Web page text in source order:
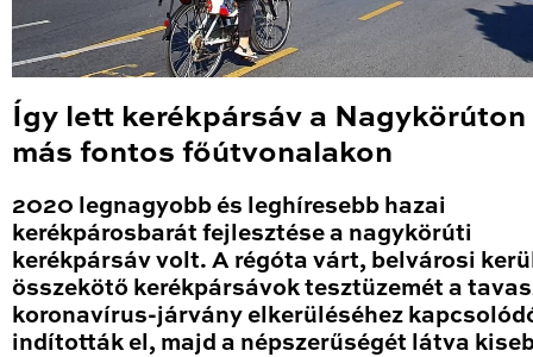
Így lett kerékpársáv a Nagykörúton
más fontos főútvonalakon
2020 legnagyobb és leghíresebb hazai
kerékpárosbarát fejlesztése a nagykörúti
kerékpársáv volt. A régóta várt, belvárosi
összekötő kerékpársávok tesztüzemét a
koronavírus-járvány elkerüléséhez
indították el, majd a népszerűségét látva